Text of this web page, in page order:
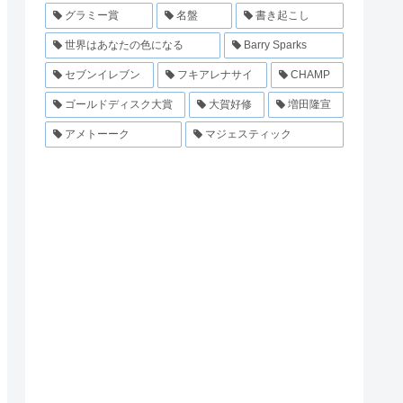
グラミー賞 名盤 書き起こし
世界はあなたの色になる Barry Sparks
セブンイレブン フキアレナサイ CHAMP
ゴールドディスク大賞 大賀好修 増田隆宣
アメトーーク マジェスティック